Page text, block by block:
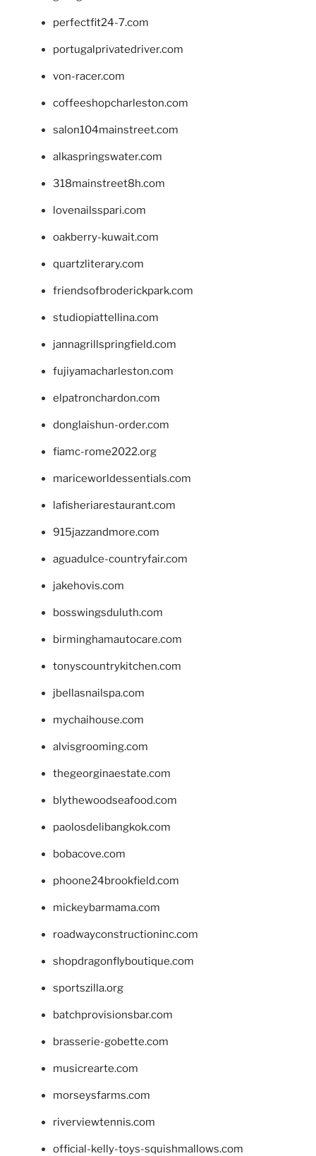
perfectfit24-7.com
portugalprivatedriver.com
von-racer.com
coffeeshopcharleston.com
salon104mainstreet.com
alkaspringswater.com
318mainstreet8h.com
lovenailsspari.com
oakberry-kuwait.com
quartzliterary.com
friendsofbroderickpark.com
studiopiattellina.com
jannagrillspringfield.com
fujiyamacharleston.com
elpatronchardon.com
donglaishun-order.com
fiamc-rome2022.org
mariceworldessentials.com
lafisheriarestaurant.com
915jazzandmore.com
aguadulce-countryfair.com
jakehovis.com
bosswingsduluth.com
birminghamautocare.com
tonyscountrykitchen.com
jbellasnailspa.com
mychaihouse.com
alvisgrooming.com
thegeorginaestate.com
blythewoodseafood.com
paolosdelibangkok.com
bobacove.com
phoone24brookfield.com
mickeybarmama.com
roadwayconstructioninc.com
shopdragonflyboutique.com
sportszilla.org
batchprovisionsbar.com
brasserie-gobette.com
musicrearte.com
morseysfarms.com
riverviewtennis.com
official-kelly-toys-squishmallows.com